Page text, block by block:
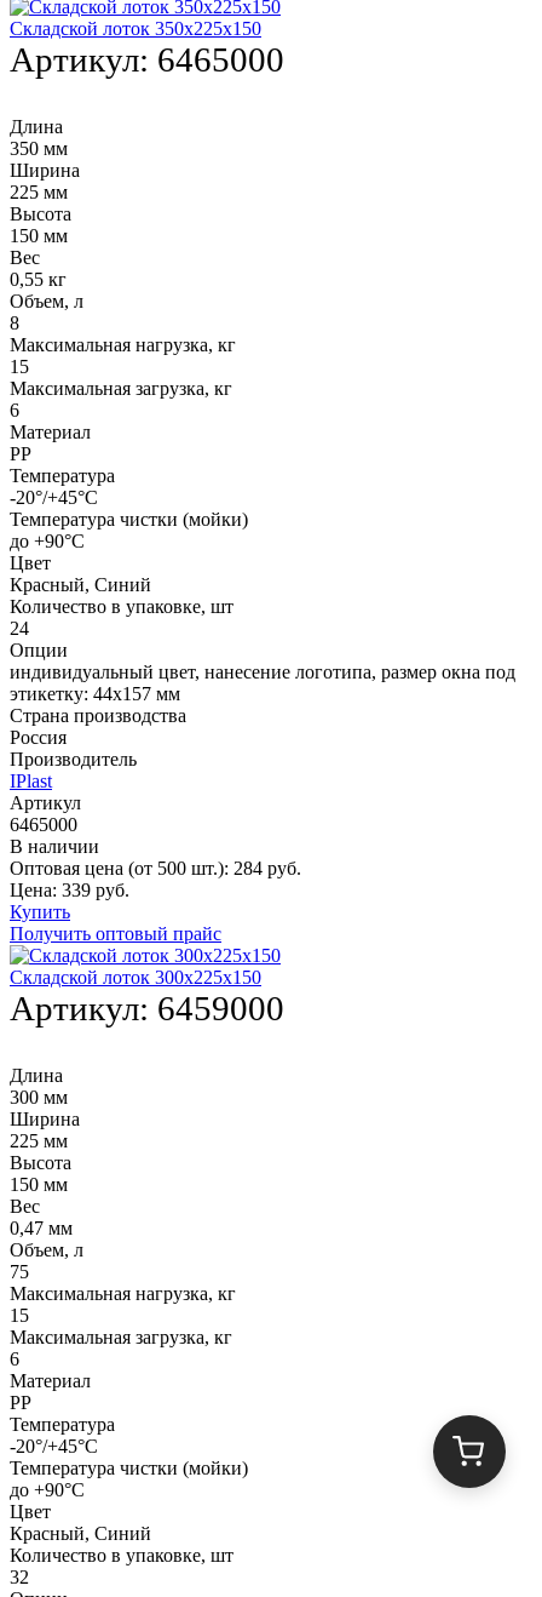
Складской лоток 350х225х150
Артикул: 6465000
Длина
350 мм
Ширина
225 мм
Высота
150 мм
Вес
0,55 кг
Объем, л
8
Максимальная нагрузка, кг
15
Максимальная загрузка, кг
6
Материал
PP
Температура
-20°/+45°С
Температура чистки (мойки)
до +90°C
Цвет
Красный, Синий
Количество в упаковке, шт
24
Опции
индивидуальный цвет, нанесение логотипа, размер окна под
этикетку: 44х157 мм
Страна производства
Россия
Производитель
IPlast
Артикул
6465000
В наличии
Оптовая цена (от 500 шт.): 284 руб.
Цена: 339 руб.
Купить
Получить оптовый прайс
Складской лоток 300х225х150
Артикул: 6459000
Длина
300 мм
Ширина
225 мм
Высота
150 мм
Вес
0,47 мм
Объем, л
75
Максимальная нагрузка, кг
15
Максимальная загрузка, кг
6
Материал
PP
Температура
-20°/+45°С
Температура чистки (мойки)
до +90°C
Цвет
Красный, Синий
Количество в упаковке, шт
32